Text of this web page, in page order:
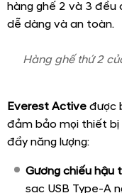
Xe được trang bị